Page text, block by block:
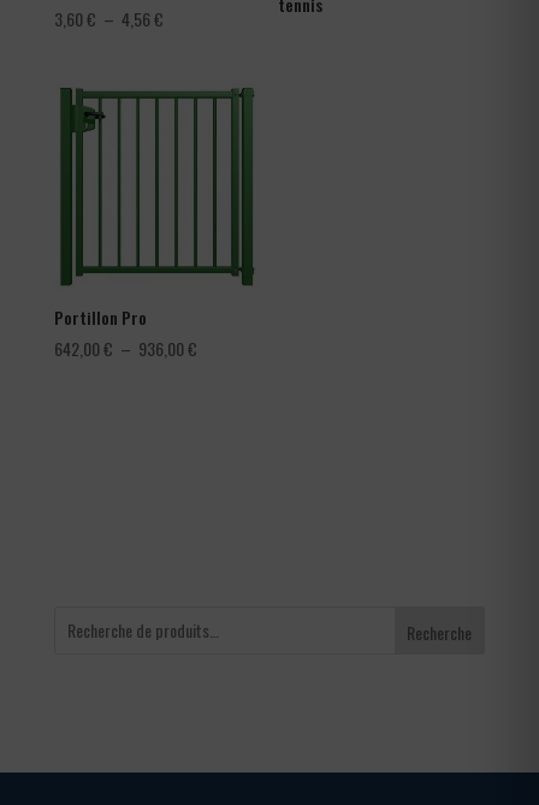
3,60€ – 4,56€Plage
3,60 €
Portillon Pro
642,00€ – 936,00€Plage
Recherche